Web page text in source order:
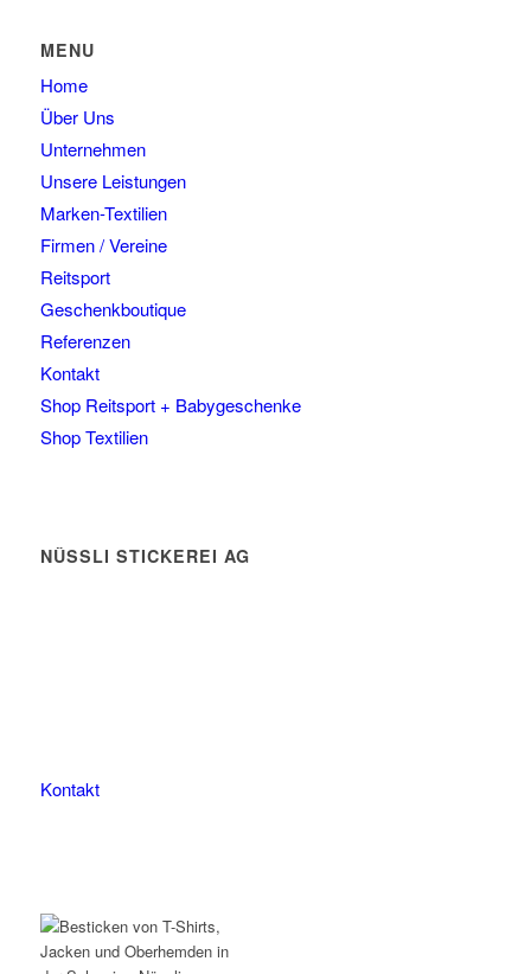
MENU
Home
Über Uns
Unternehmen
Unsere Leistungen
Marken-Textilien
Firmen / Vereine
Reitsport
Geschenkboutique
Referenzen
Kontakt
Shop Reitsport + Babygeschenke
Shop Textilien
NÜSSLI STICKEREI AG
Kontakt